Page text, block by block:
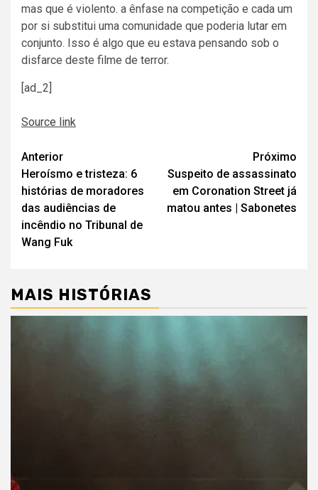
mas que é violento. a ênfase na competição e cada um
por si substitui uma comunidade que poderia lutar em
conjunto. Isso é algo que eu estava pensando sob o
disfarce deste filme de terror.
[ad_2]
Source link
Navegação
de
artigos
Anterior
Heroísmo e tristeza: 6
histórias de moradores
das audiências de
incêndio no Tribunal de
Wang Fuk
Próximo
Suspeito de assassinato
em Coronation Street já
matou antes | Sabonetes
MAIS HISTÓRIAS